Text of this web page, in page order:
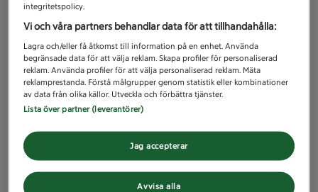
integritetspolicy.
Vi och våra partners behandlar data för att tillhandahålla:
Lagra och/eller få åtkomst till information på en enhet. Använda
begränsade data för att välja reklam. Skapa profiler för personaliserad
reklam. Använda profiler för att välja personaliserad reklam. Mäta
reklamprestanda. Förstå målgrupper genom statistik eller kombinationer
av data från olika källor. Utveckla och förbättra tjänster.
Lista över partner (leverantörer)
Avvisa alla
Jag accepterar